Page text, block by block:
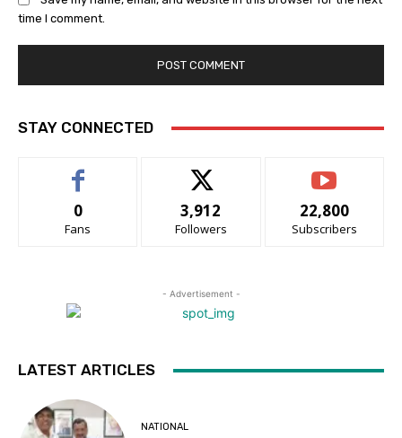
time I comment.
STAY CONNECTED
0
Fans
3,912
Followers
22,800
Subscribers
- Advertisement -
LATEST ARTICLES
NATIONAL